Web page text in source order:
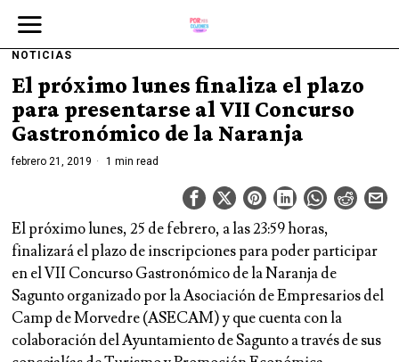
NOTICIAS
El próximo lunes finaliza el plazo
para presentarse al VII Concurso
Gastronómico de la Naranja
febrero 21, 2019 1 min read
El próximo lunes, 25 de febrero, a las 23:59 horas,
finalizará el plazo de inscripciones para poder participar
en el VII Concurso Gastronómico de la Naranja de
Sagunto organizado por la Asociación de Empresarios del
Camp de Morvedre (ASECAM) y que cuenta con la
colaboración del Ayuntamiento de Sagunto a través de sus